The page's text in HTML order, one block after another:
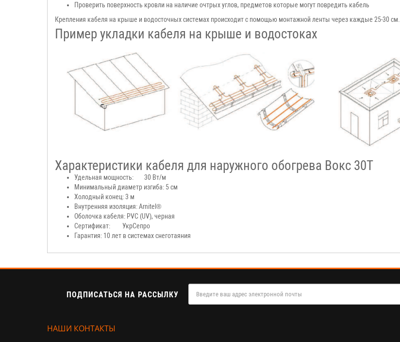
Проверить поверхность кровли на наличие очтрых углов, предметов которые могут повредить кабель
Крепления кабеля на крыше и водосточных системах происходит с помощью монтажной ленты через каждые 25-30 см.
Пример укладки кабеля на крыше и водостоках
Характеристики кабеля для наружного обогрева Вокс 30T
Удельная мощность:
30 Вт/м
Минимальный диаметр изгиба: 5 см
Холодный конец: 3 м
Внутренняя изоляция: Arnitel®
Оболочка кабеля: PVC (UV), черная
Сертификат:
УкрСепро
Гарантия: 10 лет в системах снеготаяния
ПОДПИСАТЬСЯ НА РАССЫЛКУ
НАШИ КОНТАКТЫ